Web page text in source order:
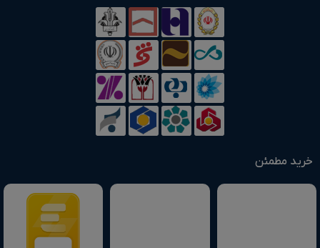
خرید مطمئن